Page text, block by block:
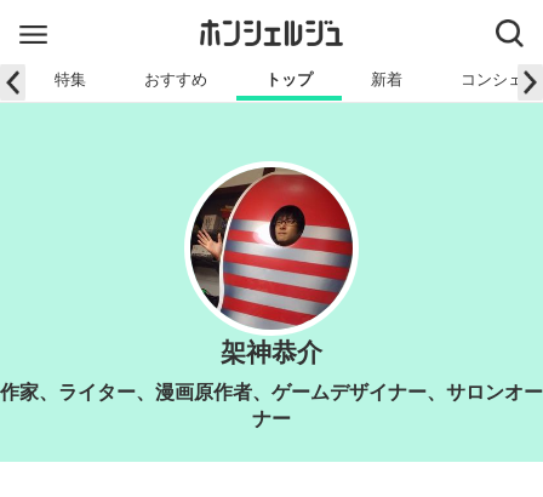
特集 おすすめ トップ 新着 コンシェ
架神恭介
作家、ライター、漫画原作者、ゲームデザイナー、サロンオー
ナー